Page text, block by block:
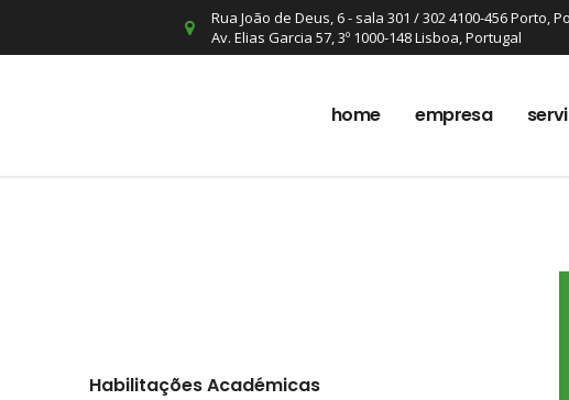
Rua João de Deus, 6 - sala 301 / 302 4100-456 Porto,
Av. Elias Garcia 57, 3º 1000-148 Lisboa, Portugal
home empresa
Habilitações Académicas